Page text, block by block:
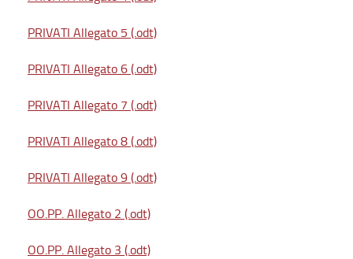
PRIVATI Allegato 5 (.odt)
PRIVATI Allegato 6 (.odt)
PRIVATI Allegato 7 (.odt)
PRIVATI Allegato 8 (.odt)
PRIVATI Allegato 9 (.odt)
OO.PP. Allegato 2 (.odt)
OO.PP. Allegato 3 (.odt)